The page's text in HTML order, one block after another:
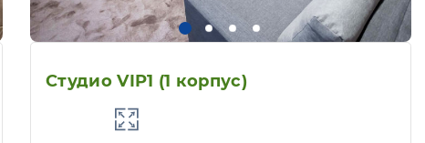
Студио VIP1 (1 корпус)